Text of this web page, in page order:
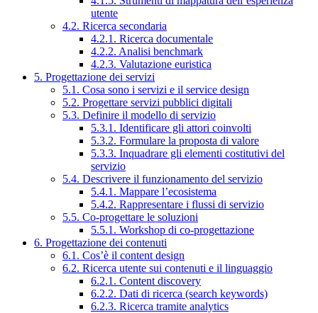
utente
4.2. Ricerca secondaria
4.2.1. Ricerca documentale
4.2.2. Analisi benchmark
4.2.3. Valutazione euristica
5. Progettazione dei servizi
5.1. Cosa sono i servizi e il service design
5.2. Progettare servizi pubblici digitali
5.3. Definire il modello di servizio
5.3.1. Identificare gli attori coinvolti
5.3.2. Formulare la proposta di valore
5.3.3. Inquadrare gli elementi costitutivi del
servizio
5.4. Descrivere il funzionamento del servizio
5.4.1. Mappare l’ecosistema
5.4.2. Rappresentare i flussi di servizio
5.5. Co-progettare le soluzioni
5.5.1. Workshop di co-progettazione
6. Progettazione dei contenuti
6.1. Cos’è il content design
6.2. Ricerca utente sui contenuti e il linguaggio
6.2.1. Content discovery
6.2.2. Dati di ricerca (search keywords)
6.2.3. Ricerca tramite analytics